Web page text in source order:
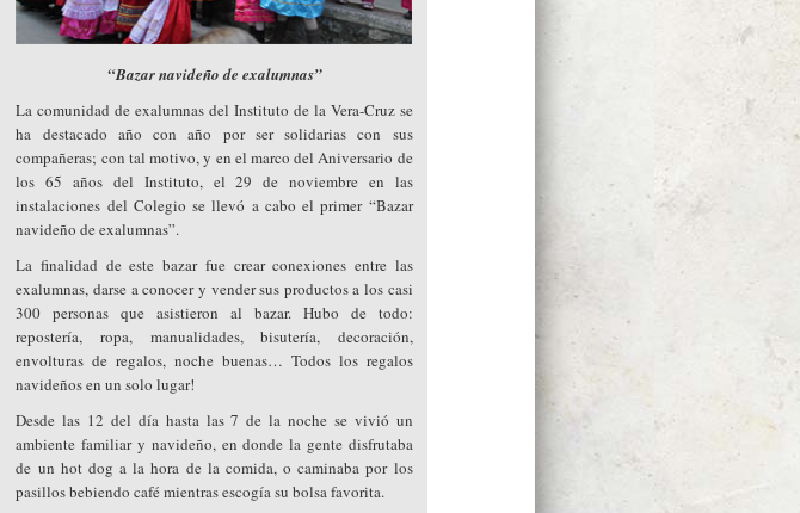
“Bazar navideño de exalumnas”
La comunidad de exalumnas del Instituto de la Vera-Cruz se
ha destacado año con año por ser solidarias con sus
compañeras; con tal motivo, y en el marco del Aniversario de
los 65 años del Instituto, el 29 de noviembre en las
instalaciones del Colegio se llevó a cabo el primer “Bazar
navideño de exalumnas”.
La finalidad de este bazar fue crear conexiones entre las
exalumnas, darse a conocer y vender sus productos a los casi
300 personas que asistieron al bazar. Hubo de todo:
repostería, ropa, manualidades, bisutería, decoración,
envolturas de regalos, noche buenas… Todos los regalos
navideños en un solo lugar!
Desde las 12 del día hasta las 7 de la noche se vivió un
ambiente familiar y navideño, en donde la gente disfrutaba
de un hot dog a la hora de la comida, o caminaba por los
pasillos bebiendo café mientras escogía su bolsa favorita.